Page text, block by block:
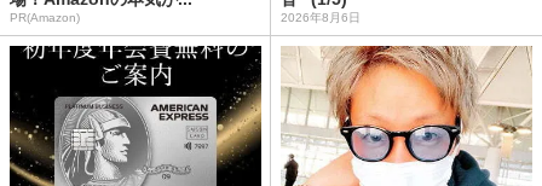
PR(Amazon) 2026年8月6日